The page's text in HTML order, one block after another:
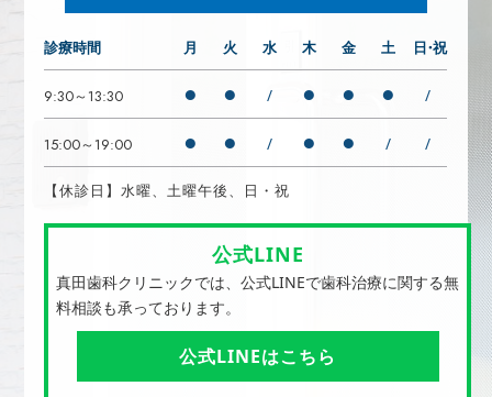
診療時間 月 火 水 木 金 土 日・祝
9:30～13:30 ● ● / ● ● ● /
15:00～19:00 ● ● / ● ● / /
【休診日】水曜、土曜午後、日・祝
公式LINE
真田歯科クリニックでは、公式LINEで歯科治療に関する無
料相談も承っております。
公式LINEはこちら